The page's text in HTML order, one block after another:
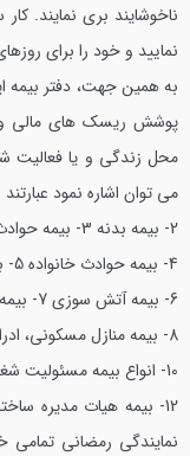
ناخوشایند بری نمایند.
نمایید و خود را برای
پوشش ریسک های مالی و
محل زندگی و یا فعالیت
می توان اشاره نمود عبارتند
2- بیمه بدنه
4- بیمه حوادث خانواده
6- بیمه آتش سوزی
8- بیمه منازل مسکونی، ادراات و کارخانه ها
10- انواع بیمه مسئولیت شغلی
12- بیمه هیات مدیره ساختمان، بیمه نگهداری آسانسور
نمایندگی رمضانی